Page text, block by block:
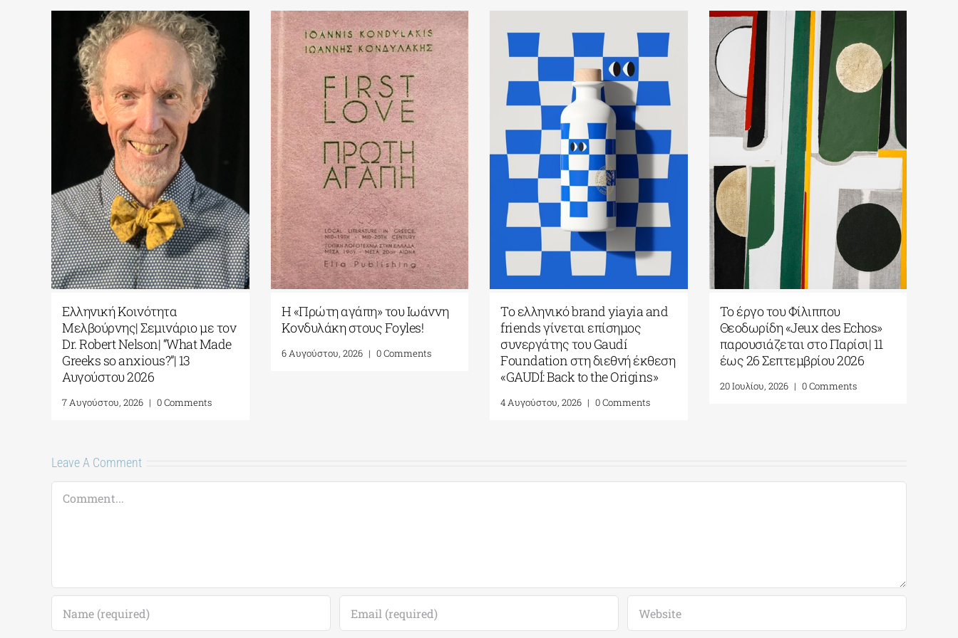
Ελληνική Κοινότητα
Μελβούρνης| Σεμινάριο με τον
Dr. Robert Nelson| “What Made
Greeks so anxious?”| 13
Αυγούστου 2026
7 Αυγούστου, 2026 | 0 Comments
Η «Πρώτη αγάπη» του Ιωάννη
Κονδυλάκη στους Foyles!
6 Αυγούστου, 2026 | 0 Comments
Το ελληνικό brand yiayia and
friends γίνεται επίσημος
συνεργάτης του Gaudí
Foundation στη διεθνή έκθεση
«GAUDÍ: Back to the Origins»
4 Αυγούστου, 2026 | 0 Comments
Το έργο του Φίλιππου
Θεοδωρίδη «Jeux des Echos»
παρουσιάζεται στο Παρίσι| 11
έως 26 Σεπτεμβρίου 2026
20 Ιουλίου, 2026 | 0 Comments
Leave A Comment
Comment